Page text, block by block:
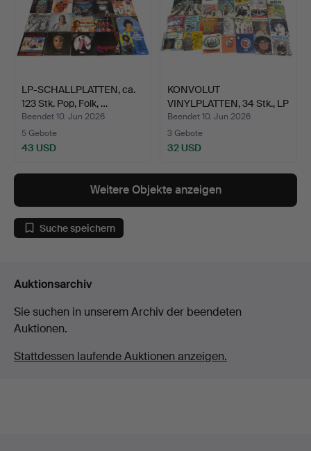
LP-SCHALLPLATTEN, ca.
123 Stk. Pop, Folk, …
Beendet 10. Jun 2026
5 Gebote
43 USD
KONVOLUT
VINYLPLATTEN, 34 Stk., LP
und Sin…
Beendet 10. Jun 2026
3 Gebote
32 USD
Weitere Objekte anzeigen
Suche speichern
Auktionsarchiv
Sie suchen in unserem Archiv der beendeten
Auktionen.
Stattdessen laufende Auktionen anzeigen.